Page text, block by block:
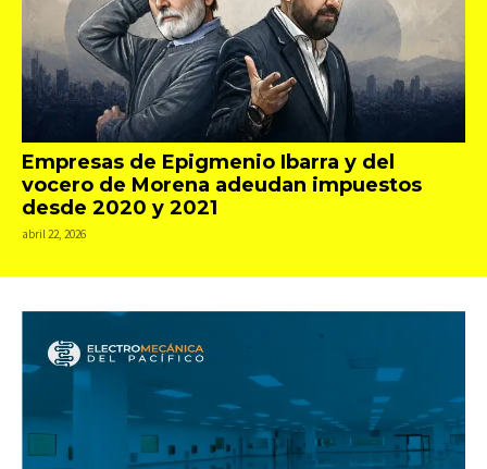
Empresas de Epigmenio Ibarra y del
vocero de Morena adeudan impuestos
desde 2020 y 2021
abril 22, 2026